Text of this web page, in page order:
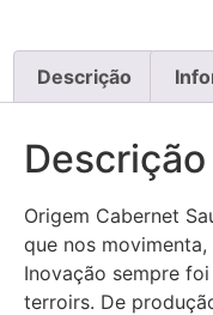
Descrição
Descrição
Origem Cabernet
que nos
Inovação sempre
terroirs. De